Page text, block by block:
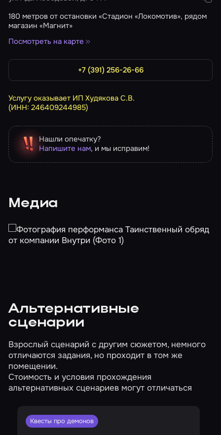
180 метров от остановки «Стадион «Локомотив», рядом
магазин «Магнит»
Посмотреть на карте
+7 (391) 256-26-66
Услугу оказывает ИП Худякова С.В.
(ИНН: 246409244985)
Нашли опечатку?
Напишите нам, и мы исправим!
Медиа
Альтернативные
сценарии
Взрослый сценарий с другим сюжетом, немного
отличаются задания, но проходит в том же
помещении.
Стоимость и условия прохождения
альтернативных сценариев могут отличаться
Квесты про демонов